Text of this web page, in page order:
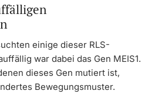
einige dieser RLS-
war dabei das Gen MEIS1.
dieses Gen mutiert ist,
Bewegungsmuster.